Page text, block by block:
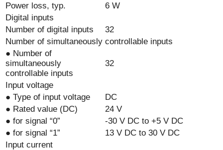
Power loss, typ.
6 W
Digital inputs
Number of digital inputs
32
Number of simultaneously controllable inputs
● Number of
simultaneously
controllable inputs
32
Input voltage
● Type of input voltage
DC
● Rated value (DC)
24 V
● for signal “0”
-30 V DC to +5 V DC
● for signal “1”
13 V DC to 30 V DC
Input current